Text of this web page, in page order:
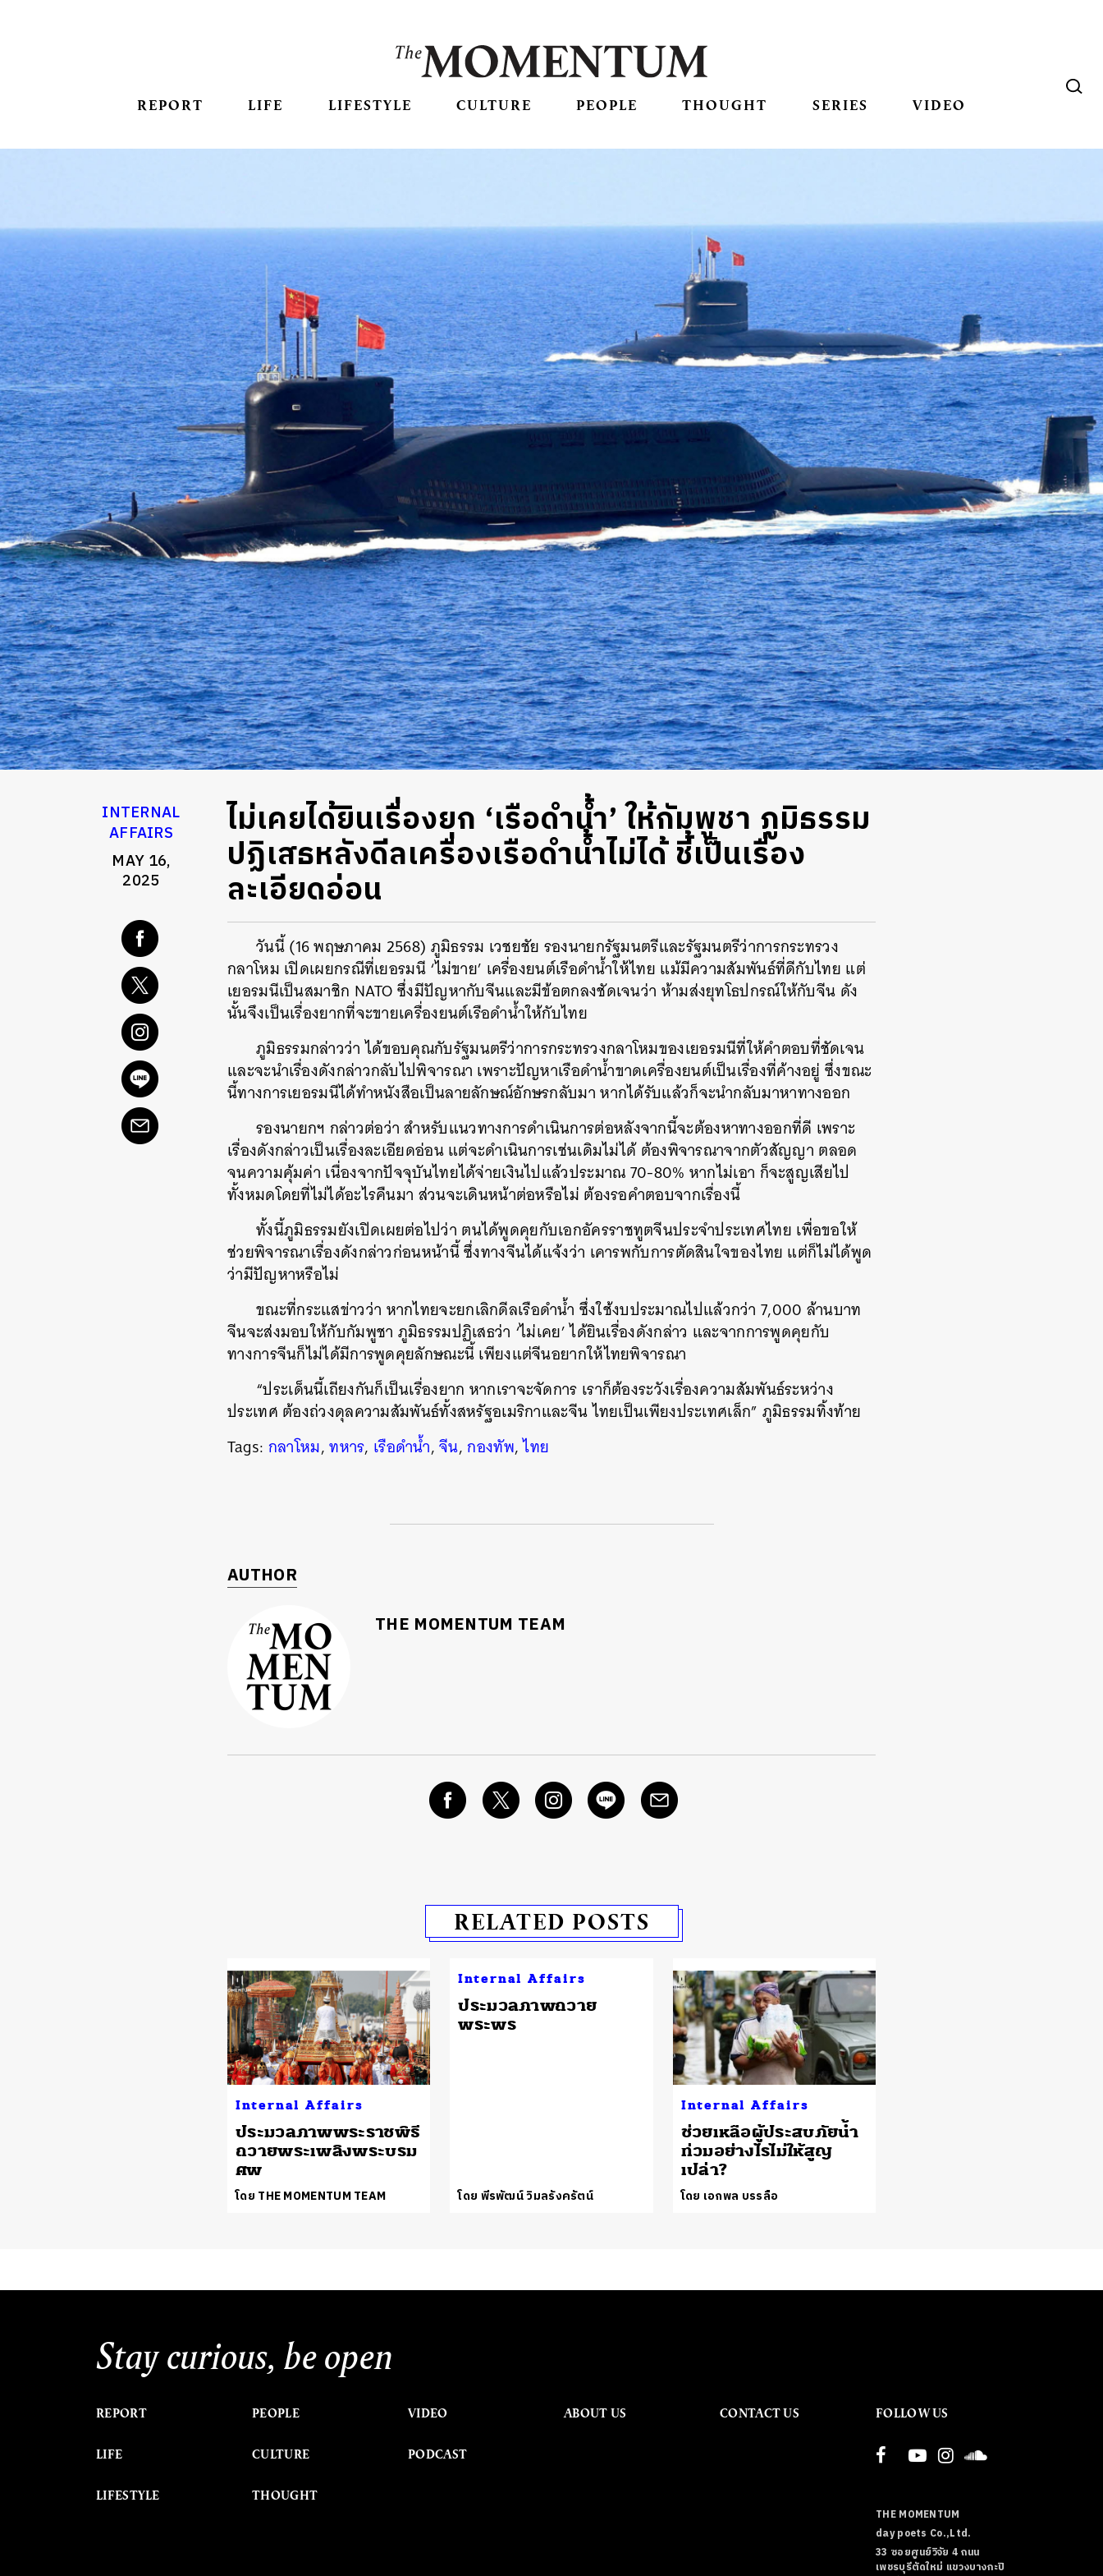
REPORT LIFE LIFESTYLE CULTURE PEOPLE THOUGHT SERIES VIDEO
INTERNAL
AFFAIRS
MAY 16,
2025
ไม่เคยได้ยินเรื่องยก ‘เรือดำน้ำ’ ให้กัมพูชา ภูมิธรรม
ปฏิเสธหลังดีลเครื่องเรือดำน้ำไม่ได้ ชี้เป็นเรื่อง
ละเอียดอ่อน
วันนี้ (16 พฤษภาคม 2568) ภูมิธรรม เวชยชัย รองนายกรัฐมนตรีและรัฐมนตรีว่าการกระทรวง
กลาโหม เปิดเผยกรณีที่เยอรมนี ‘ไม่ขาย’ เครื่องยนต์เรือดำน้ำให้ไทย แม้มีความสัมพันธ์ที่ดีกับไทย แต่
เยอรมนีเป็นสมาชิก NATO ซึ่งมีปัญหากับจีนและมีข้อตกลงชัดเจนว่า ห้ามส่งยุทโธปกรณ์ให้กับจีน ดัง
นั้นจึงเป็นเรื่องยากที่จะขายเครื่องยนต์เรือดำน้ำให้กับไทย
ภูมิธรรมกล่าวว่า ได้ขอบคุณกับรัฐมนตรีว่าการกระทรวงกลาโหมของเยอรมนีที่ให้คำตอบที่ชัดเจน
และจะนำเรื่องดังกล่าวกลับไปพิจารณา เพราะปัญหาเรือดำน้ำขาดเครื่องยนต์เป็นเรื่องที่ค้างอยู่ ซึ่งขณะ
นี้ทางการเยอรมนีได้ทำหนังสือเป็นลายลักษณ์อักษรกลับมา หากได้รับแล้วก็จะนำกลับมาหาทางออก
รองนายกฯ กล่าวต่อว่า สำหรับแนวทางการดำเนินการต่อหลังจากนี้จะต้องหาทางออกที่ดี เพราะ
เรื่องดังกล่าวเป็นเรื่องละเอียดอ่อน แต่จะดำเนินการเช่นเดิมไม่ได้ ต้องพิจารณาจากตัวสัญญา ตลอด
จนความคุ้มค่า เนื่องจากปัจจุบันไทยได้จ่ายเงินไปแล้วประมาณ 70-80% หากไม่เอา ก็จะสูญเสียไป
ทั้งหมดโดยที่ไม่ได้อะไรคืนมา ส่วนจะเดินหน้าต่อหรือไม่ ต้องรอคำตอบจากเรื่องนี้
ทั้งนี้ภูมิธรรมยังเปิดเผยต่อไปว่า ตนได้พูดคุยกับเอกอัครราชทูตจีนประจำประเทศไทย เพื่อขอให้
ช่วยพิจารณาเรื่องดังกล่าวก่อนหน้านี้ ซึ่งทางจีนได้แจ้งว่า เคารพกับการตัดสินใจของไทย แต่ก็ไม่ได้พูด
ว่ามีปัญหาหรือไม่
ขณะที่กระแสข่าวว่า หากไทยจะยกเลิกดีลเรือดำน้ำ ซึ่งใช้งบประมาณไปแล้วกว่า 7,000 ล้านบาท
จีนจะส่งมอบให้กับกัมพูชา ภูมิธรรมปฏิเสธว่า ‘ไม่เคย’ ได้ยินเรื่องดังกล่าว และจากการพูดคุยกับ
ทางการจีนก็ไม่ได้มีการพูดคุยลักษณะนี้ เพียงแต่จีนอยากให้ไทยพิจารณา
“ประเด็นนี้เถียงกันก็เป็นเรื่องยาก หากเราจะจัดการ เราก็ต้องระวังเรื่องความสัมพันธ์ระหว่าง
ประเทศ ต้องถ่วงดุลความสัมพันธ์ทั้งสหรัฐอเมริกาและจีน ไทยเป็นเพียงประเทศเล็ก” ภูมิธรรมทิ้งท้าย
Tags: กลาโหม,ทหาร, เรือดำน้ำ,จีน,กองทัพ,ไทย
AUTHOR
THE MOMENTUM TEAM
RELATED POSTS
Internal Affairs
ประมวลภาพพระราชพิธี
ถวายพระเพลิงพระบรม
ศพ
โดย THE MOMENTUM TEAM
Internal Affairs
ประมวลภาพถวาย
พระพร
โดย พีรพัฒน์ วิมลรังครัตน์
Internal Affairs
ช่วยเหลือผู้ประสบภัยน้ำ
ท่วมอย่างไรไม่ให้สูญ
เปล่า?
โดย เอกพล บรรลือ
Stay curious, be open
REPORT
LIFE
LIFESTYLE
PEOPLE
CULTURE
THOUGHT
VIDEO
PODCAST
ABOUT US CONTACT US FOLLOW US
THE MOMENTUM
day poets Co.,Ltd.
33 ซอยศูนย์วิจัย 4 ถนน
เพชรบุรีตัดใหม่ แขวงบางกะปิ
ค้นหา
EMAIL